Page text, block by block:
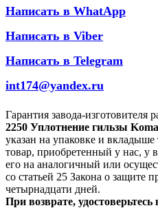
Написать в WhatApp
Написать в Viber
Написать в Telegram
int174@yandex.ru
Гарантия завода-изготовителя
2250 Уплотнение гильзы
указан на упаковке и
товар, приобретенный у нас, у
его на аналогичный или
со статьей 25 Закона о защите
четырнадцати дней.
При возврате,